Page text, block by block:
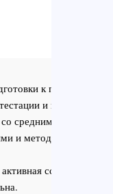
к первичной
и повышения
средним и высшим
и методическими
ссылка на